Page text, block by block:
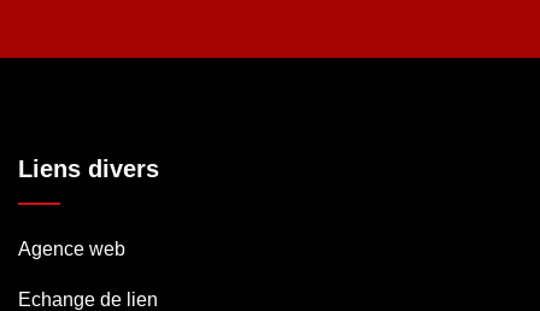
Liens divers
Agence web
Echange de lien